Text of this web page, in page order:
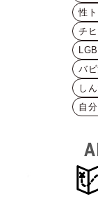
性
チ
バ
し
自